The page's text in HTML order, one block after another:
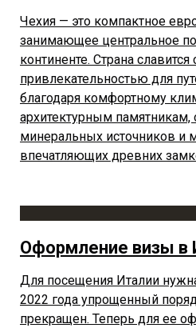
Чехия — это компактное
занимающее центральное
континенте. Страна славится
привлекательностью для
благодаря комфортному
архитектурным
минеральных источников и
впечатляющих древних
Оформление визы в
Для посещения Италии
2022 года упрощенный
прекращен. Теперь для ее